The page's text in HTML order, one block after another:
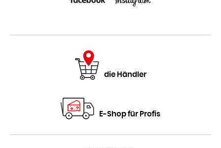
die Händler
E-Shop für Profis